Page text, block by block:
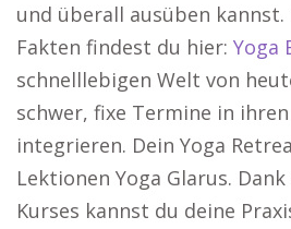
und überall ausüben
Fakten findest du hier: Yoga
schnelllebigen Welt von
schwer, fixe Termine in
integrieren. Dein Yoga
Lektionen Yoga Glarus.
Kurses kannst du deine